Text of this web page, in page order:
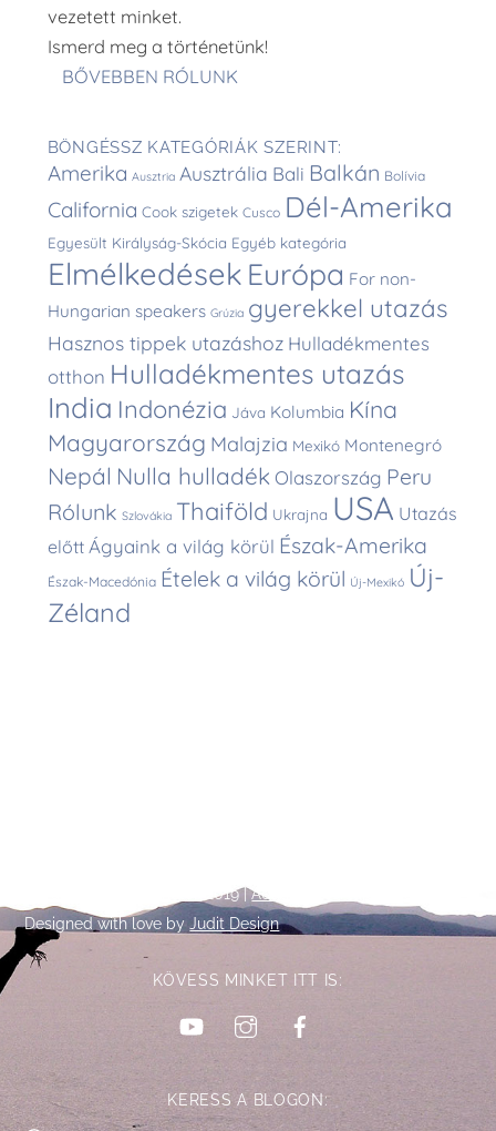
vezetett minket.
Ismerd meg a történetünk!
BŐVEBBEN RÓLUNK
BÖNGÉSSZ KATEGÓRIÁK SZERINT:
Amerika Ausztria Ausztrália Bali Balkán Bolívia
California Cook szigetek Cusco Dél-Amerika
Egyesült Királyság-Skócia Egyéb kategória
Elmélkedések Európa For non-
Hungarian speakers Grúzia gyerekkel utazás
Hasznos tippek utazáshoz Hulladékmentes
otthon Hulladékmentes utazás
India Indonézia Jáva Kolumbia Kína
Magyarország Malajzia Mexikó Montenegró
Nepál Nulla hulladék Olaszország Peru
Rólunk Szlovákia Thaiföld Ukrajna USA Utazás
előtt Ágyaink a világ körül Észak-Amerika
Észak-Macedónia Ételek a világ körül Új-Mexikó Új-
Zéland
To
2019 |Adatkezelési tájékoztató
Designed with love byJudit Design
KÖVESS MINKET ITT IS:
YouTubeInstagram
KERESS A BLOGON: